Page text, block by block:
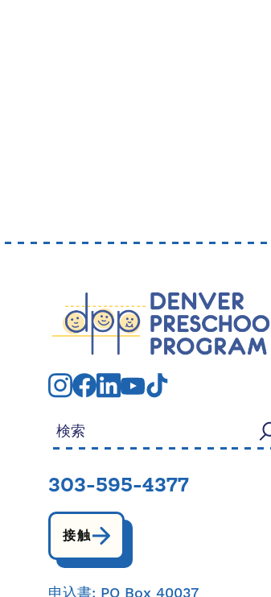
検索する：
303-595-4377
接触